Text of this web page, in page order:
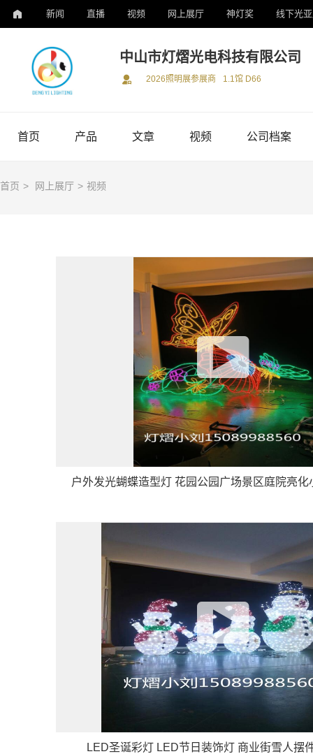
新闻 直播 视频 网上展厅 神灯奖 线下光
中山市灯熠光电科技有限公司
2026照明展参展商 1.1馆 D66
首页 产品 文章 视频 公司档案
首页 > 网上展厅 > 视频
户外发光蝴蝶造型灯 花园公园广场景区
LED圣诞彩灯 LED节日装饰灯 商业街雪